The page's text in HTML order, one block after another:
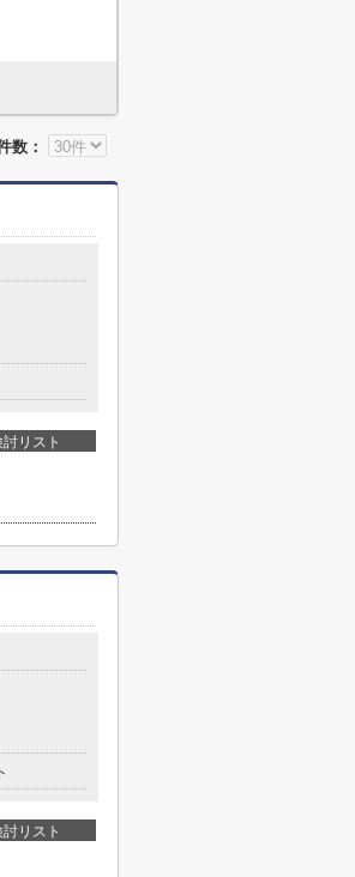
数：
討リスト
討リスト